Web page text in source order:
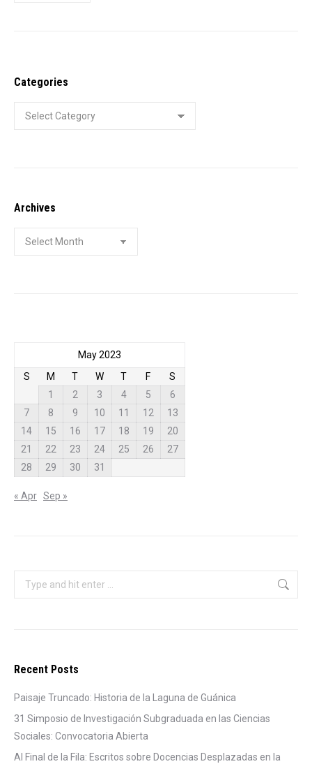
Categories
Categories
Archives
Archives
May 2023
S
M T W T F
S
1
2 3 4 5
6
7
8 9 10 11 12
13
14
15 16 17 18 19
20
21
22 23 24 25 26
27
28
29 30 31
« Apr Sep »
Search:
Recent Posts
Paisaje Truncado: Historia de la Laguna de Guánica
31 Simposio de Investigación Subgraduada en las Ciencias
Sociales: Convocatoria Abierta
Al Final de la Fila: Escritos sobre Docencias Desplazadas en la